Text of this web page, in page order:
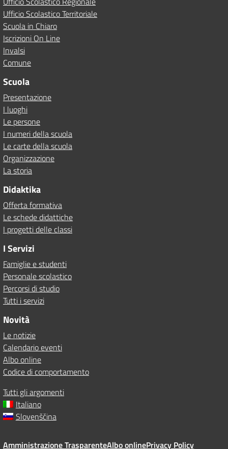
Ufficio Scolastico Territoriale
Scuola in Chiaro
Iscrizioni On Line
Invalsi
Comune
Scuola
Presentazione
I luoghi
Le persone
I numeri della scuola
Le carte della scuola
Organizzazione
La storia
Didaktika
Offerta formativa
Le schede didattiche
I progetti delle classi
I Servizi
Famiglie e studenti
Personale scolastico
Percorsi di studio
Tutti i servizi
Novità
Le notizie
Calendario eventi
Albo online
Codice di comportamento
Tutti gli argomenti
Italiano
Slovenščina
Amministrazione TrasparenteAlbo onlinePrivacy Policy